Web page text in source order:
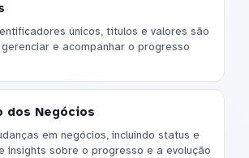
únicos, títulos e valores são
e acompanhar o progresso
dos Negócios
em negócios, incluindo status e
insights sobre o progresso e a evolução